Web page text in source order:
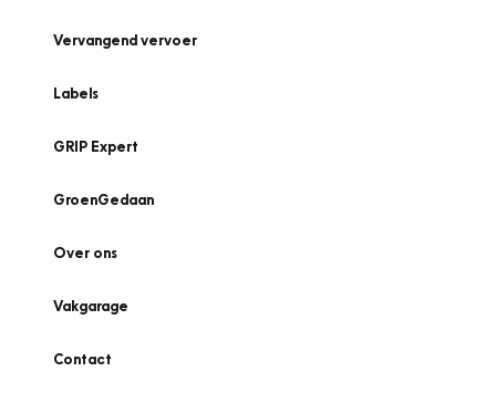
Vervangend vervoer
Labels
GRIP Expert
GroenGedaan
Over ons
Vakgarage
Contact